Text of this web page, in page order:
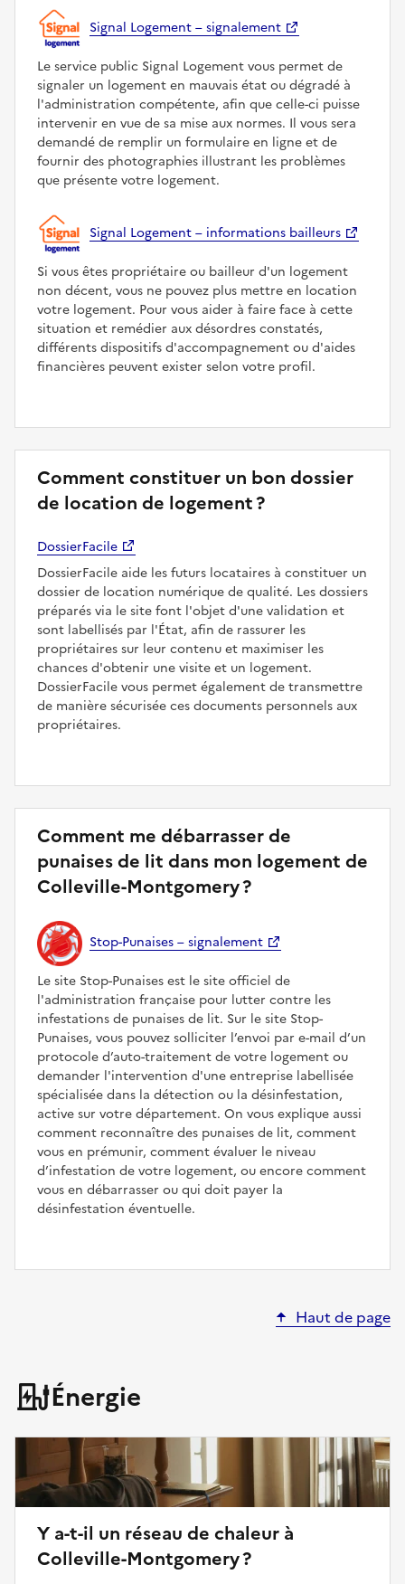
Signal Logement – signalement
Le service public Signal Logement vous permet de
signaler un logement en mauvais état ou dégradé à
l'administration compétente, afin que celle-ci puisse
intervenir en vue de sa mise aux normes. Il vous sera
demandé de remplir un formulaire en ligne et de
fournir des photographies illustrant les problèmes
que présente votre logement.
Signal Logement – informations bailleurs
Si vous êtes propriétaire ou bailleur d'un logement
non décent, vous ne pouvez plus mettre en location
votre logement. Pour vous aider à faire face à cette
situation et remédier aux désordres constatés,
différents dispositifs d'accompagnement ou d'aides
financières peuvent exister selon votre profil.
Comment constituer un bon dossier
de location de logement ?
DossierFacile
DossierFacile aide les futurs locataires à constituer un
dossier de location numérique de qualité. Les dossiers
préparés via le site font l'objet d'une validation et
sont labellisés par l'État, afin de rassurer les
propriétaires sur leur contenu et maximiser les
chances d'obtenir une visite et un logement.
DossierFacile vous permet également de transmettre
de manière sécurisée ces documents personnels aux
propriétaires.
Comment me débarrasser de
punaises de lit dans mon logement de
Colleville-Montgomery ?
Stop-Punaises – signalement
Le site Stop-Punaises est le site officiel de
l'administration française pour lutter contre les
infestations de punaises de lit. Sur le site Stop-
Punaises, vous pouvez solliciter l’envoi par e-mail d’un
protocole d’auto-traitement de votre logement ou
demander l'intervention d'une entreprise labellisée
spécialisée dans la détection ou la désinfestation,
active sur votre département. On vous explique aussi
comment reconnaître des punaises de lit, comment
vous en prémunir, comment évaluer le niveau
d’infestation de votre logement, ou encore comment
vous en débarrasser ou qui doit payer la
désinfestation éventuelle.
Haut de page
Énergie
Y a-t-il un réseau de chaleur à
Colleville-Montgomery ?